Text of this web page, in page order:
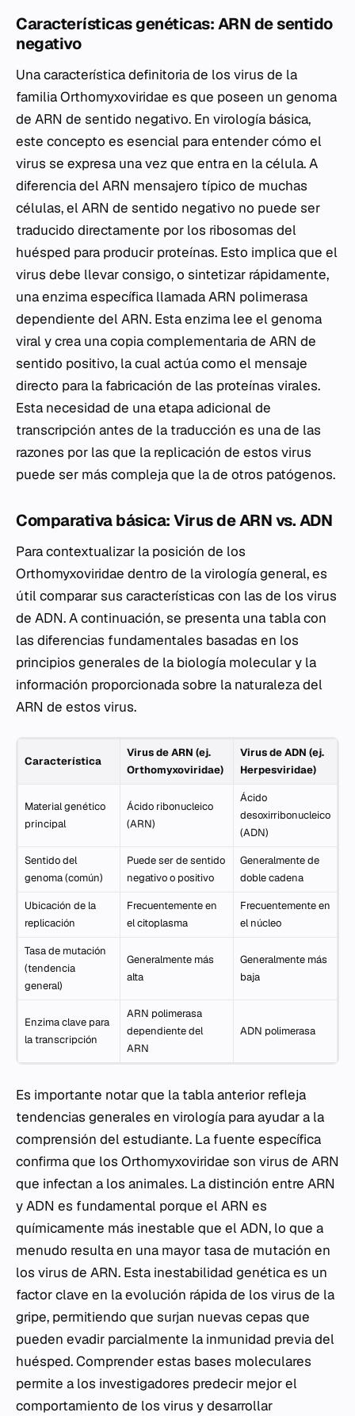
Características genéticas: ARN de sentido
negativo
Una característica definitoria de los virus de la
familia Orthomyxoviridae es que poseen un genoma
de ARN de sentido negativo. En virología básica,
este concepto es esencial para entender cómo el
virus se expresa una vez que entra en la célula. A
diferencia del ARN mensajero típico de muchas
células, el ARN de sentido negativo no puede ser
traducido directamente por los ribosomas del
huésped para producir proteínas. Esto implica que el
virus debe llevar consigo, o sintetizar rápidamente,
una enzima específica llamada ARN polimerasa
dependiente del ARN. Esta enzima lee el genoma
viral y crea una copia complementaria de ARN de
sentido positivo, la cual actúa como el mensaje
directo para la fabricación de las proteínas virales.
Esta necesidad de una etapa adicional de
transcripción antes de la traducción es una de las
razones por las que la replicación de estos virus
puede ser más compleja que la de otros patógenos.
Comparativa básica: Virus de ARN vs. ADN
Para contextualizar la posición de los
Orthomyxoviridae dentro de la virología general, es
útil comparar sus características con las de los virus
de ADN. A continuación, se presenta una tabla con
las diferencias fundamentales basadas en los
principios generales de la biología molecular y la
información proporcionada sobre la naturaleza del
ARN de estos virus.
Característica
Virus de ARN (ej.
Orthomyxoviridae)
Virus de ADN (ej.
Herpesviridae)
Material genético
principal
Ácido ribonucleico
(ARN)
Ácido
desoxirribonucleico
(ADN)
Sentido del
genoma (común)
Puede ser de sentido
negativo o positivo
Generalmente de
doble cadena
Ubicación de la
replicación
Frecuentemente en
el citoplasma
Frecuentemente en
el núcleo
Tasa de mutación
(tendencia
general)
Generalmente más
alta
Generalmente más
baja
Enzima clave para
la transcripción
ARN polimerasa
dependiente del
ARN
ADN polimerasa
Es importante notar que la tabla anterior refleja
tendencias generales en virología para ayudar a la
comprensión del estudiante. La fuente específica
confirma que los Orthomyxoviridae son virus de ARN
que infectan a los animales. La distinción entre ARN
y ADN es fundamental porque el ARN es
químicamente más inestable que el ADN, lo que a
menudo resulta en una mayor tasa de mutación en
los virus de ARN. Esta inestabilidad genética es un
factor clave en la evolución rápida de los virus de la
gripe, permitiendo que surjan nuevas cepas que
pueden evadir parcialmente la inmunidad previa del
huésped. Comprender estas bases moleculares
permite a los investigadores predecir mejor el
comportamiento de los virus y desarrollar